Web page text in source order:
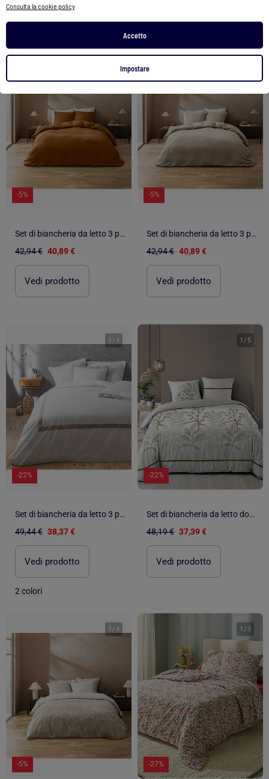
Consulta la cookie policy
Accetto
Impostare
-5%
Set di biancheria da letto 3 pezzi in cotone liscio a rilievo + federe
42,94 € 40,89 €
Vedi prodotto
-5%
Set di biancheria da letto 3 pezzi in cotone liscio a rilievo + federe
42,94 € 40,89 €
Vedi prodotto
1 /4
-22%
Set di biancheria da letto 3 pezzi in cotone e lino
49,44 € 38,37 €
Vedi prodotto
2 colori
1 / 5
-22%
Set di biancheria da letto double-face in cotone stampato con motivo a fogliame
48,19 € 37,39 €
Vedi prodotto
1 /4
-5%
1 / 3
-27%